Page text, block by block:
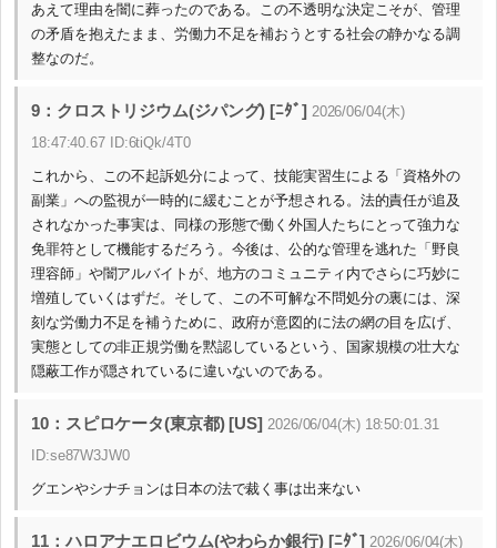
あえて理由を闇に葬ったのである。この不透明な決定こそが、管理
の矛盾を抱えたまま、労働力不足を補おうとする社会の静かなる調
整なのだ。
9：クロストリジウム(ジパング) [ﾆﾀﾞ] 2026/06/04(木)
18:47:40.67 ID:6tiQk/4T0
これから、この不起訴処分によって、技能実習生による「資格外の
副業」への監視が一時的に緩むことが予想される。法的責任が追及
されなかった事実は、同様の形態で働く外国人たちにとって強力な
免罪符として機能するだろう。今後は、公的な管理を逃れた「野良
理容師」や闇アルバイトが、地方のコミュニティ内でさらに巧妙に
増殖していくはずだ。そして、この不可解な不問処分の裏には、深
刻な労働力不足を補うために、政府が意図的に法の網の目を広げ、
実態としての非正規労働を黙認しているという、国家規模の壮大な
隠蔽工作が隠されているに違いないのである。
10：スピロケータ(東京都) [US] 2026/06/04(木) 18:50:01.31
ID:se87W3JW0
グエンやシナチョンは日本の法で裁く事は出来ない
11：ハロアナエロビウム(やわらか銀行) [ﾆﾀﾞ] 2026/06/04(木)